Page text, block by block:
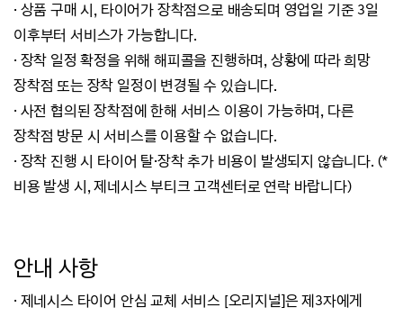
· 상품 구매 시, 타이어가 장착점으로 배송되며 영업일 기준 3일
이후부터 서비스가 가능합니다.
· 장착 일정 확정을 위해 해피콜을 진행하며, 상황에 따라 희망
장착점 또는 장착 일정이 변경될 수 있습니다.
· 사전 협의된 장착점에 한해 서비스 이용이 가능하며, 다른
장착점 방문 시 서비스를 이용할 수 없습니다.
· 장착 진행 시 타이어 탈·장착 추가 비용이 발생되지 않습니다. (*
비용 발생 시, 제네시스 부티크 고객센터로 연락 바랍니다)
안내 사항
· 제네시스 타이어 안심 교체 서비스 [오리지널]은 제3자에게